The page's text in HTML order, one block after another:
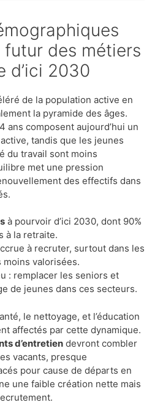
futur des métiers
d’ici 2030
de la population active en
la pyramide des âges.
ans composent aujourd’hui un
tandis que les jeunes
du travail sont moins
met une pression
des effectifs dans
à pourvoir d’ici 2030, dont 90%
à la retraite.
à recruter, surtout dans les
valorisées.
: remplacer les seniors et
de jeunes dans ces secteurs.
le nettoyage, et l’éducation
affectés par cette dynamique.
d’entretien devront combler
vacants, presque
pour cause de départs en
une faible création nette mais